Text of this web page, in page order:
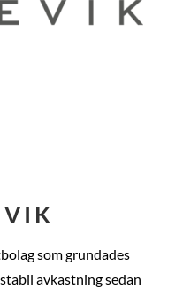
som grundades
avkastning sedan